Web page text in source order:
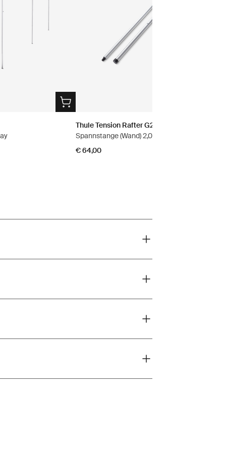
Thule Tension Rafter G2
Spannstange (Wand) 2,00 m eloxiert grau
€ 64,00